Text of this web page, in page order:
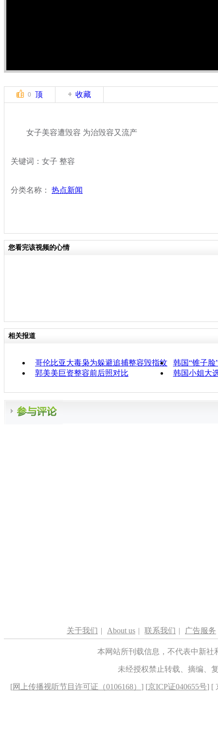
0 顶 收藏
女子美容遭毁容 为治毁容又流产
关键词：女子 整容
分类名称： 热点新闻
您看完该视频的心情
相关报道
哥伦比亚大毒枭为躲避追捕整容毁指纹
韩国“锥子脸
郭美美巨资整容前后照对比
韩国小姐大
关于我们 | About us | 联系我们 | 广告服务
本网站所刊载信息，不代表中新
未经授权禁止转载、摘编、
[网上传播视听节目许可证（0106168） ] [京ICP证040655号] [